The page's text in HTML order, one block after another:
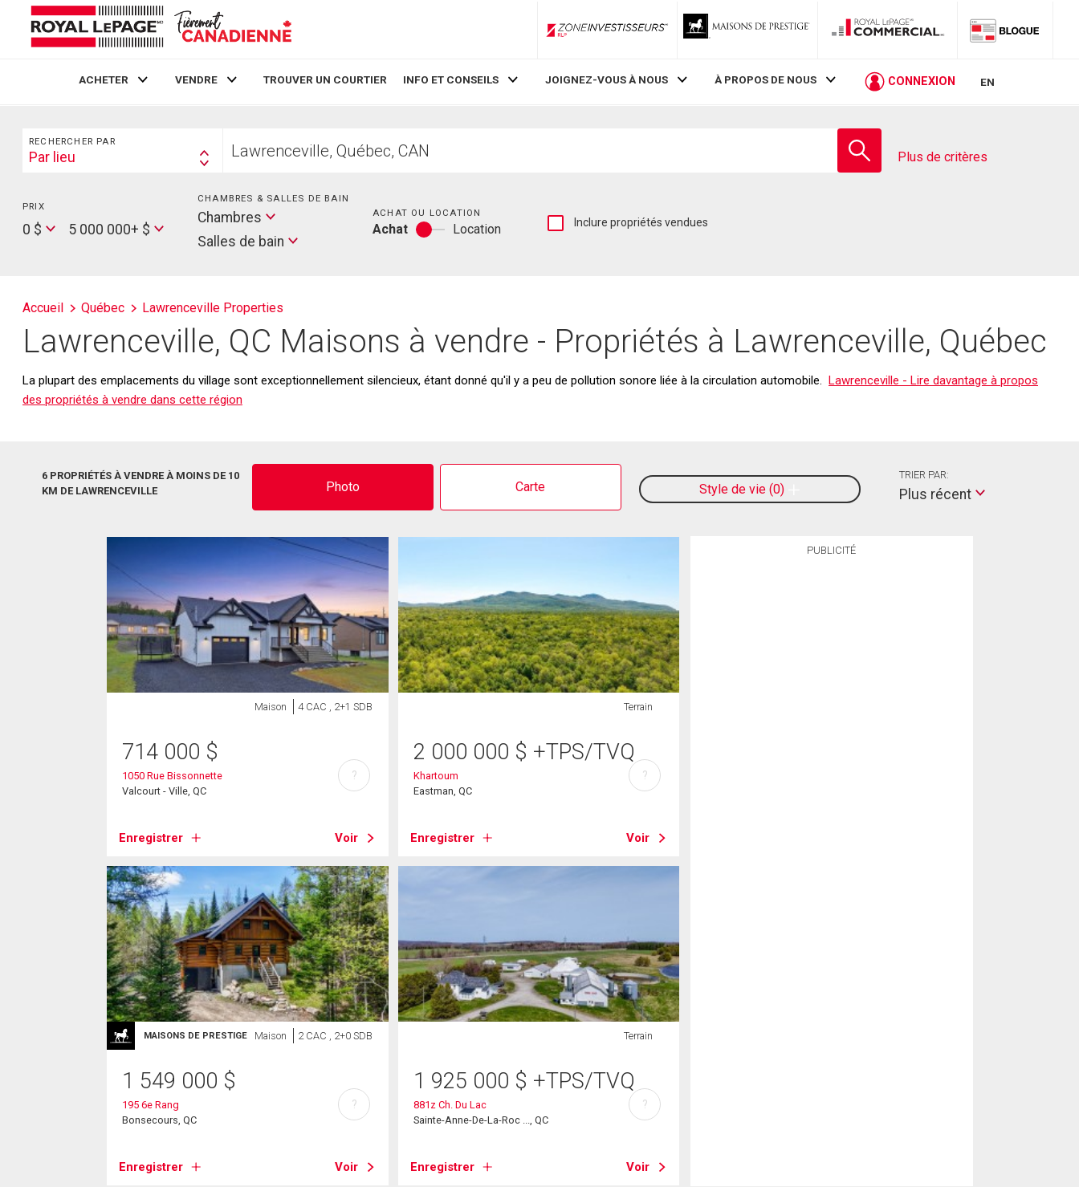
ZoneInvestisseurs RLP
ACHETER VENDRE TROUVER UN COURTIER INFO ET CONSEILS JOIGNEZ-VOUS À NOUS À PROPOS DE NOUS CONNEXION EN
Rechercher
RECHERCHER PAR
Search
Par lieu
votre
Plus de critères
PRIX
Price
0 $
Max
5 000 000+ $
CHAMBRES & SALLES DE BAIN
Chambres
bain
Salles de bain
ACHAT OU LOCATION
Achat
Achat
Location
Afficher
d'inscriptions
Inclure propriétés vendues
Accueil Québec Lawrenceville Properties
Lawrenceville, QC Maisons à vendre - Propriétés à Lawrenceville, Québec
La plupart des emplacements du village sont exceptionnellement silencieux, étant donné qu'il y a peu de pollution sonore liée à la circulation automobile.
Lawrenceville - Lire davantage à propos
des propriétés à vendre dans cette région
6 PROPRIÉTÉS À VENDRE À MOINS DE 10
KM DE LAWRENCEVILLE
Photo Carte Style de vie 0
TRIER PAR:
Plus récent
PUBLICITÉ
Maison 4 CAC , 2+1 SDB
714 000 $
1050 Rue Bissonnette
Valcourt - Ville, QC
Enregistrer Voir
?
Terrain
2 000 000 $ +TPS/TVQ
Khartoum
Eastman, QC
Enregistrer Voir
?
MAISONS DE PRESTIGE Maison 2 CAC , 2+0 SDB
1 549 000 $
195 6e Rang
Bonsecours, QC
Enregistrer Voir
?
Terrain
1 925 000 $ +TPS/TVQ
881z Ch. Du Lac
Sainte-Anne-De-La-Roc ..., QC
Enregistrer Voir
?